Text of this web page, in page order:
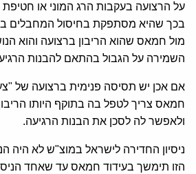
על הרצועה בעקבות הרג המוני או חטיפת
בכך שהיא מסתפקת בחיסול המחבלים
מול חמאס שהוא הריבון ברצועה והוא
השמירה על הגבול בהתאם להבנות
אם אכן יש תסיסה פנימית ברצועה של
חמאס צריך לטפל בה בתוקף היותו
ולאפשר לה לסכן את הבנות הרגיעה.
ניסיון החדירה לישראל במוצ"ש לא היה
הזו תימשך בעידוד חמאס עד שאחד